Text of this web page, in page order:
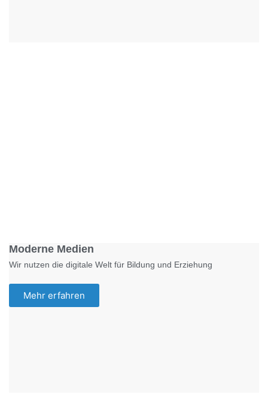
Moderne Medien
Wir nutzen die digitale Welt für Bildung und Erziehung
Mehr erfahren